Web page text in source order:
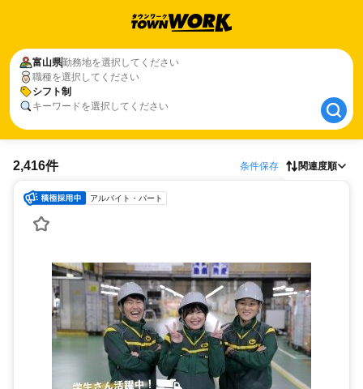
富山県勤務地を選択してください
職種を選択してください
シフト制
キーワードを選択してください
富山県
シフト制
2,416件 条件保存 関連度順
アルバイト・パート